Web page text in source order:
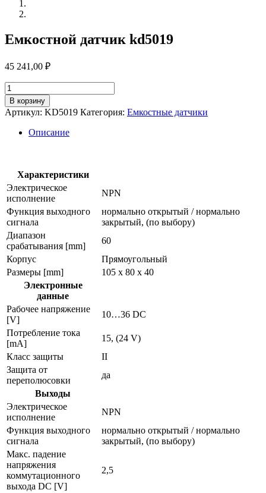
Емкостной датчик kd5019
45 241,00 ₽
Количество
товара
Емкостной
датчик
kd5019
В корзину
Артикул: KD5019 Категория: Емкостные датчики
Описание
Характеристики
Электрическое
исполнение
NPN
Функция выходного
сигнала
нормально открытый / нормально
закрытый, (по выбору)
Диапазон
срабатывания [mm]
60
Корпус
Прямоугольный
Размеры [mm]
105 x 80 x 40
Электронные
данные
Рабочее напряжение
[V]
10…36 DC
Потребление тока
[mA]
15, (24 V)
Класс защиты
II
Защита от
переполюсовки
да
Выходы
Электрическое
исполнение
NPN
Функция выходного
сигнала
нормально открытый / нормально
закрытый, (по выбору)
Макс. падение
напряжения
коммутационного
выхода DC [V]
2,5